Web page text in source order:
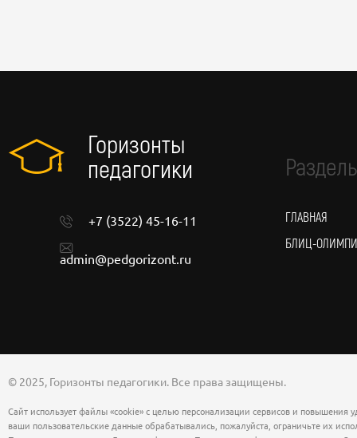
Горизонты
педагогики
+7 (3522) 45-16-11
admin@pedgorizont.ru
ГЛАВНАЯ
БЛИЦ-
© 2025, Горизонты педагогики. Все права защищены.
Сайт использует файлы «cookie» с целью персонализации сервисов и повышения
ваши пользовательские данные обрабатывались, пожалуйста, ограничьте их